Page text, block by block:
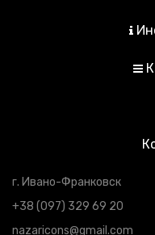
г. Ивано-Франковск
+38 (097) 329 69 20
nazaricons@gmail.com